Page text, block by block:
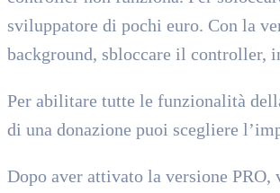
sviluppatore di pochi euro. Con la
background, sbloccare il controller,
Per abilitare tutte le funzionalità
di una donazione puoi scegliere
Dopo aver attivato la versione